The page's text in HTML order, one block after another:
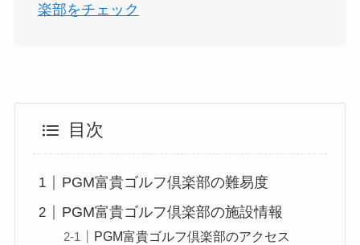
楽部をチェック
目次
PGM富貴ゴルフ倶楽部の難易度
PGM富貴ゴルフ倶楽部の施設情報
PGM富貴ゴルフ倶楽部のアクセス